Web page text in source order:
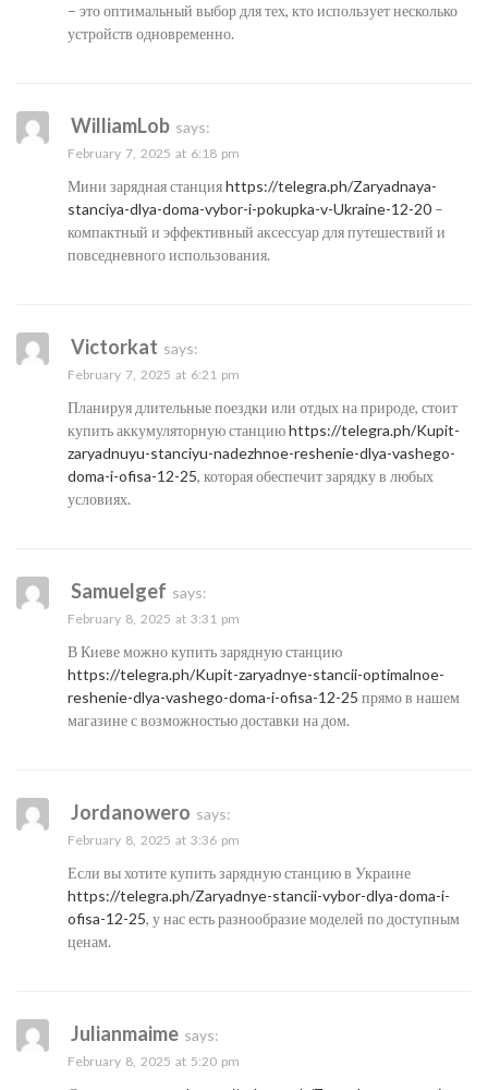
– это оптимальный выбор для тех, кто использует несколько
устройств одновременно.
WilliamLob says:
February 7, 2025 at 6:18 pm
Мини зарядная станцияhttps://telegra.ph/Zaryadnaya-
stanciya-dlya-doma-vybor-i-pokupka-v-Ukraine-12-20 –
компактный и эффективный аксессуар для путешествий и
повседневного использования.
Victorkat says:
February 7, 2025 at 6:21 pm
Планируя длительные поездки или отдых на природе, стоит
купить аккумуляторную станциюhttps://telegra.ph/Kupit-
zaryadnuyu-stanciyu-nadezhnoe-reshenie-dlya-vashego-
doma-i-ofisa-12-25, которая обеспечит зарядку в любых
условиях.
Samuelgef says:
February 8, 2025 at 3:31 pm
В Киеве можно купить зарядную станцию
https://telegra.ph/Kupit-zaryadnye-stancii-optimalnoe-
reshenie-dlya-vashego-doma-i-ofisa-12-25 прямо в нашем
магазине с возможностью доставки на дом.
Jordanowero says:
February 8, 2025 at 3:36 pm
Если вы хотите купить зарядную станцию в Украине
https://telegra.ph/Zaryadnye-stancii-vybor-dlya-doma-i-
ofisa-12-25, у нас есть разнообразие моделей по доступным
ценам.
Julianmaime says:
February 8, 2025 at 5:20 pm